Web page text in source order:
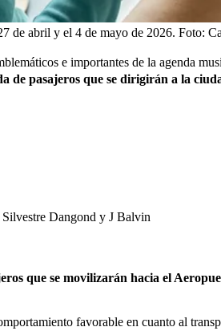
de abril y el 4 de mayo de 2026. Foto:
e importantes de la agenda
de pasajeros que se dirigirán a la
Silvestre Dangond y J Balvin
que se movilizarán hacia el
favorable en cuanto al